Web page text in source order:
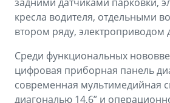
кресла водителя, отдельными
втором ряду, электроприводом
Среди функциональных
цифровая приборная панель
современная мультимедийная
диагональю 14,6” и